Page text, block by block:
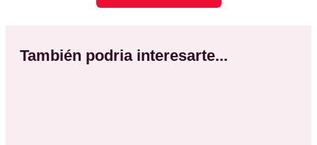
También podria interesarte...